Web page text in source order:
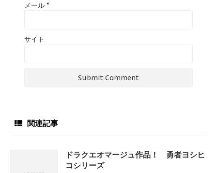
メール *
サイト
関連記事
ドラクエオマージュ作品！ 勇者ヨシヒ
コシリーズ